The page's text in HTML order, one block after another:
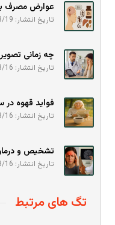
عوارض مصرف
تاریخ انتشار: 1404/3/19
چه زمانی
تاریخ انتشار: 1404/3/16
فواید قهوه در
تاریخ انتشار: 1404/3/16
تشخیص و
تاریخ انتشار: 1404/3/16
تگ های مرتبط